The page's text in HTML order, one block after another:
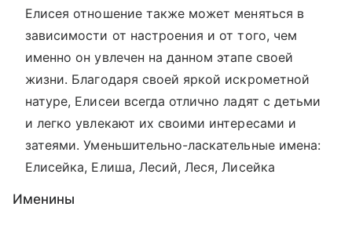
Елисея отношение также может меняться в
зависимости от настроения и от того, чем
именно он увлечен на данном этапе своей
жизни. Благодаря своей яркой искрометной
натуре, Елисеи всегда отлично ладят с детьми
и легко увлекают их своими интересами и
затеями. Уменьшительно-ласкательные имена:
Елисейка, Елиша, Лесий, Леся, Лисейка
Именины